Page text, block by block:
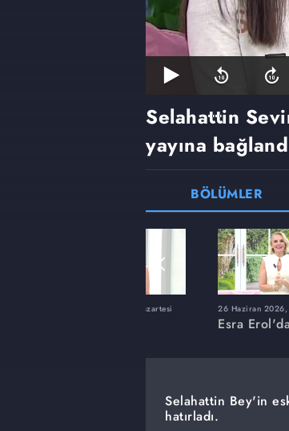
Selahattin
yayına
BÖLÜMLER
8 Haziran 2026, Pazartesi 26 Haziran 2026,
Esra
Selahattin Bey'in
hatırladı.